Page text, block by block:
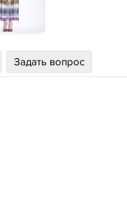
Задать вопрос